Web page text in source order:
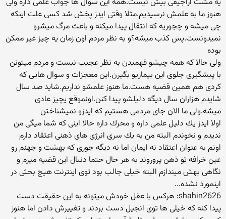
هنوز ما به علمش نرسیدیم.مثلا وقتی ایدز پخش شد کسی علت اینکه
چی میشه و چجوریه که انتقال پیدا میکنه و باعث مرگ میشرو
نمیدونست.پس کذب میشه؟و به نظر مردم اون زمان یه چیز غیر ممکن
بوده
ولی حالا که همه چیشو فهمیدن به نظر عجیب نیست و مردم میتونن
با پیشگیری جلوی این بیماریو بگیرن.این معجزات و سوال هایی که
کردی هم همین قضیه هست.ما هنوز علمشو نداریم.شاید صد سال
شایدم هزاران سال دیگه دلیلشو پیدا کنن.اونموقع یچیز عادی
میشه.ولی ما الان جای مردمی هستیم که ایدزو نمیشناختن
اولا ایدز یك دلیل علمی داره و محرك داره حالا اینی كه شما میگی من
ندیدم و نخوندم البته من به یك سری انرژی های ذهنی اعتقاد دارم
اونم به عنوان اعتقاد نه ایمان اما نه دیگه جوری كه بهشت و جهنم رو
عین خرافه تو ذهن پروروند به هر حال حتما دنبال این قضیه میرم و
نگاهی بهش میندازم البته خیلی جالب بود توی اینترنت هیچ بحثی در
اینمورد نشده...
shahin2626: هركس با عقل خودش میتونه به این حقیقت دست
پیدا كنه كه خیلی ها توی انجیل دست بردند و تغییرش دادن اما هنوز